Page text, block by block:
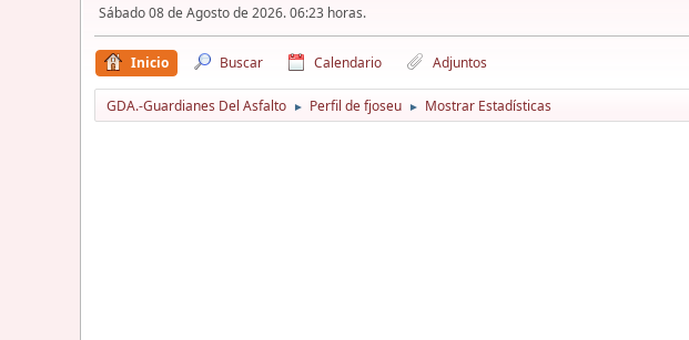
Sábado 08 de Agosto de 2026. 06:23 horas.
Inicio Buscar Calendario Adjuntos
GDA.-Guardianes Del Asfalto ► Perfil de fjoseu ► Mostrar Estadísticas